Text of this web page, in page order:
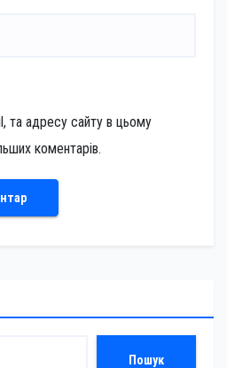
та адресу сайту в цьому
коментарів.
Пошук